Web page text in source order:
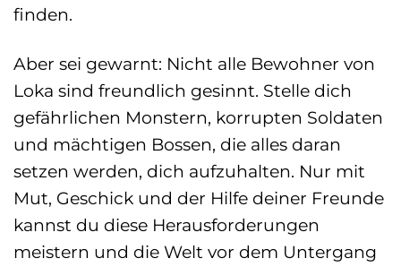
finden.
Aber sei gewarnt: Nicht alle Bewohner von
Loka sind freundlich gesinnt. Stelle dich
gefährlichen Monstern, korrupten Soldaten
und mächtigen Bossen, die alles daran
setzen werden, dich aufzuhalten. Nur mit
Mut, Geschick und der Hilfe deiner Freunde
kannst du diese Herausforderungen
meistern und die Welt vor dem Untergang